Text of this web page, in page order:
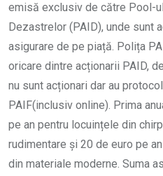
emisă exclusiv de către Pool-
Dezastrelor (PAID), unde sunt
asigurare de pe piață. Polița
oricare dintre acționarii PAID,
nu sunt acționari dar au
PAIF(inclusiv online). Prima
pe an pentru locuințele din
rudimentare și 20 de euro pe
din materiale moderne. Suma